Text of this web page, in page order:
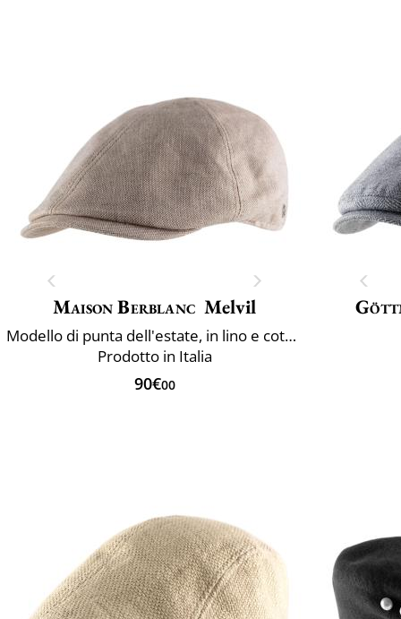
Maison Berblanc Melvil
Modello di punta dell'estate, in lino e cotone
Prodotto in Italia
90€00